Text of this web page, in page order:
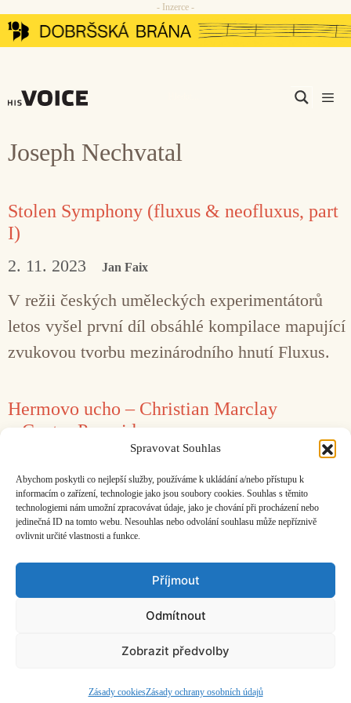
Spravovat Souhlas
Abychom poskytli co nejlepší služby, používáme k ukládání a/nebo přístupu k
informacím o zařízení, technologie jako jsou soubory cookies. Souhlas s těmito
technologiemi nám umožní zpracovávat údaje, jako je chování při procházení nebo
jedinečná ID na tomto webu. Nesouhlas nebo odvolání souhlasu může nepříznivě
ovlivnit určité vlastnosti a funkce.
Příjmout
Odmítnout
Zobrazit předvolby
Zásady cookiesZásady ochrany osobních údajů
Přeskočit
na
- Inzerce -
Joseph Nechvatal
Stolen Symphony (fluxus & neofluxus, part
I)
2. 11. 2023 Jan Faix
V režii českých uměleckých experimentátorů
letos vyšel první díl obsáhlé kompilace mapující
zvukovou tvorbu mezinárodního hnutí Fluxus.
Hermovo ucho – Christian Marclay
v Centre Pompidou
Někdy stačí gramodesku pouze vidět.
ČASOPIS O JINÉ HUDBĚ | vydává Hudební informační středisko
©2026 HISvoice – design a adminAtelier Dokument